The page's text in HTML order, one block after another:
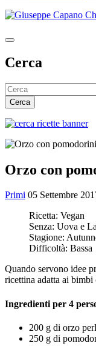
Cerca
Cerca
Orzo con
Primi 05 Settembre
Ricetta: Vegan
Senza: Uova e
Stagione:
Difficoltà: Bassa
Quando servono idee
ricettina adatta ai
Ingredienti per 4
200 g di orzo
250 g di